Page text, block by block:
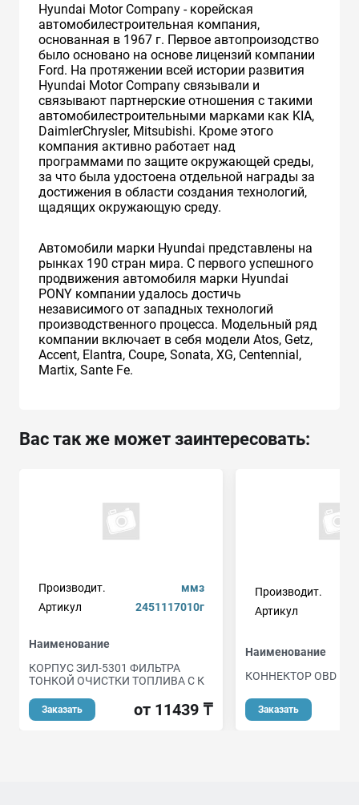
Hyundai Motor Company - корейская
автомобилестроительная компания,
основанная в 1967 г. Первое автопроизодство
было основано на основе лицензий компании
Ford. На протяжении всей истории развития
Hyundai Motor Company связывали и
связывают партнерские отношения с такими
автомобилестроительными марками как KIA,
DaimlerChrysler, Mitsubishi. Кроме этого
компания активно работает над
программами по защите окружающей среды,
за что была удостоена отдельной награды за
достижения в области создания технологий,
щадящих окружающую среду.
Автомобили марки Hyundai представлены на
рынках 190 стран мира. C первого успешного
продвижения автомобиля марки Hyundai
PONY компании удалось достичь
независимого от западных технологий
производственного процесса. Модельный ряд
компании включает в себя модели Atos, Getz,
Accent, Elantra, Coupe, Sonata, XG, Centennial,
Martix, Sante Fe.
Вас так же может заинтересовать:
Производит.
ммз
Артикул
2451117010г
Наименование
КОРПУС ЗИЛ-5301 ФИЛЬТРА
ТОНКОЙ ОЧИСТКИ ТОПЛИВА С К
Заказать от 11439 ₸
Производит.
Артикул
Наименование
КОННЕКТОР OBD II
Заказать